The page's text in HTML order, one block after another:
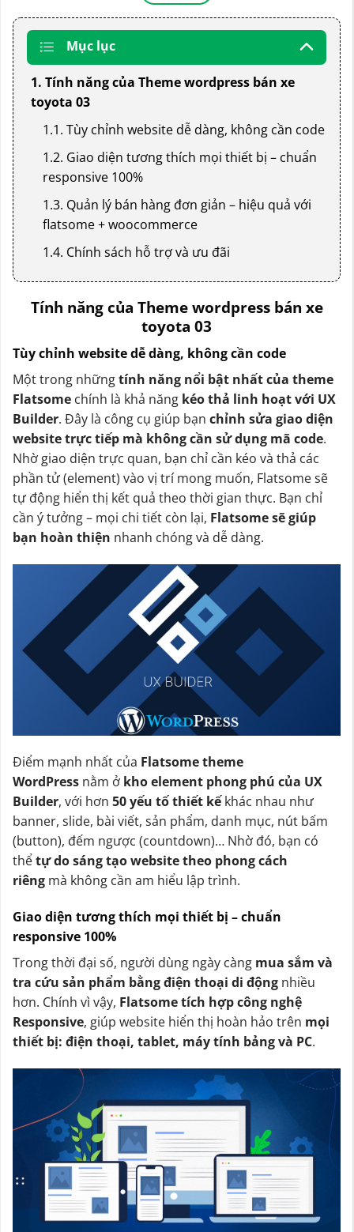
Mục lục
1. Tính năng của Theme wordpress bán xe
toyota 03
1.1. Tùy chỉnh website dễ dàng, không cần code
1.2. Giao diện tương thích mọi thiết bị – chuẩn
responsive 100%
1.3. Quản lý bán hàng đơn giản – hiệu quả với
flatsome + woocommerce
1.4. Chính sách hỗ trợ và ưu đãi
Tính năng của Theme wordpress bán xe
toyota 03
Tùy chỉnh website dễ dàng, không cần code
Một trong nhữngtính năng nổi bật nhất của theme
Flatsome chính là khả năng kéo thả linh hoạt với UX
Builder. Đây là công cụ giúp bạn chỉnh sửa giao diện
website trực tiếp mà không cần sử dụng mã code.
Nhờ giao diện trực quan, bạn chỉ cần kéo và thả các
phần tử (element) vào vị trí mong muốn, Flatsome sẽ
tự động hiển thị kết quả theo thời gian thực. Bạn chỉ
cần ý tưởng – mọi chi tiết còn lại, Flatsome sẽ giúp
bạn hoàn thiện nhanh chóng và dễ dàng.
Điểm mạnh nhất của Flatsome theme
WordPress nằm ở kho element phong phú của UX
Builder, với hơn 50 yếu tố thiết kếkhác nhau như
banner, slide, bài viết, sản phẩm, danh mục, nút bấm
(button), đếm ngược (countdown)… Nhờ đó, bạn có
thểtự do sáng tạo website theo phong cách
riêng mà không cần am hiểu lập trình.
Giao diện tương thích mọi thiết bị – chuẩn
responsive 100%
Trong thời đại số, người dùng ngày càng mua sắm và
tra cứu sản phẩm bằng điện thoại di động nhiều
hơn. Chính vì vậy, Flatsome tích hợp công nghệ
Responsive, giúp website hiển thị hoàn hảo trên mọi
thiết bị: điện thoại, tablet, máy tính bảng và PC.